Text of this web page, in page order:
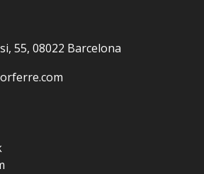
55, 08022 Barcelona